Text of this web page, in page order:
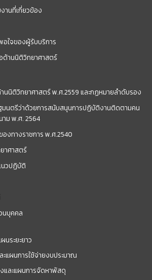
านที่เกี่ยวข้อง
ใจของผู้รับบริการ
ด้านนิติวิทยาศาสตร์
นนิติวิทยาศาสตร์ พ.ศ.2559 และกฏหมายลำดับรอง
มนตรีว่าด้วยการสนับสนุนการปฏิบัติงานติดตามคน
ม พ.ศ. 2564
งทางราชการ พ.ศ.2540
าศาสตร์
นวปฏิบัติ
นบุคคล
นระยะยาว
ะแผนการใช้จ่ายงบประมาณ
ละแผนการจัดหาพัสดุ